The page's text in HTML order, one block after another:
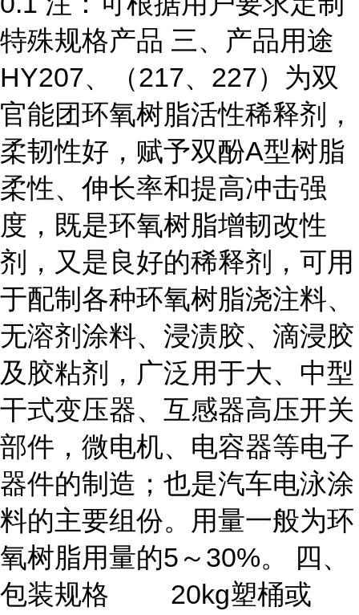
特殊规格产品 三、产品用途
HY207、（217、227）为双
官能团环氧树脂活性稀释剂，
柔韧性好，赋予双酚A型树脂
柔性、伸长率和提高冲击强
度，既是环氧树脂增韧改性
剂，又是良好的稀释剂，可用
于配制各种环氧树脂浇注料、
无溶剂涂料、浸渍胶、滴浸胶
及胶粘剂，广泛用于大、中型
干式变压器、互感器高压开关
部件，微电机、电容器等电子
器件的制造；也是汽车电泳涂
料的主要组份。用量一般为环
氧树脂用量的5～30%。 四、
包装规格 20kg塑桶或